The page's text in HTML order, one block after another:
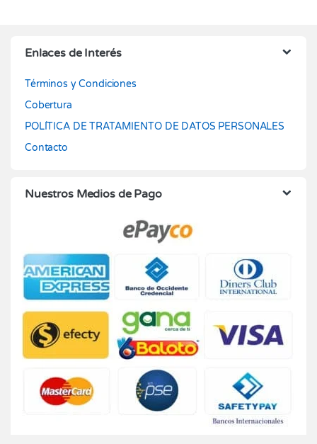
Enlaces de Interés
Términos y Condiciones
Cobertura
POLÍTICA DE TRATAMIENTO DE DATOS PERSONALES
Contacto
Nuestros Medios de Pago